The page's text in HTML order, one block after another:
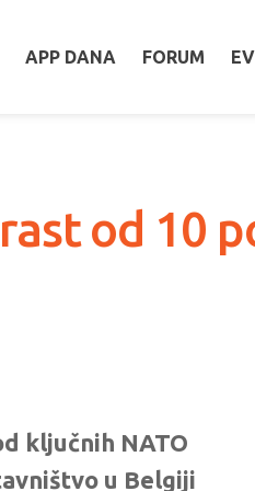
APP DANA FORUM
od 10
ključnih NATO
u Belgiji